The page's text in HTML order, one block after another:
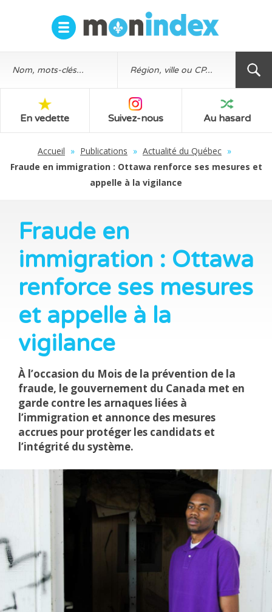
En vedette Suivez-nous Au hasard
Accueil » Publications » Actualité du Québec »
Fraude en immigration : Ottawa renforce ses mesures et
appelle à la vigilance
Fraude en
immigration : Ottawa
renforce ses mesures
et appelle à la
vigilance
À l’occasion du Mois de la prévention de la
fraude, le gouvernement du Canada met en
garde contre les arnaques liées à
l’immigration et annonce des mesures
accrues pour protéger les candidats et
l’intégrité du système.